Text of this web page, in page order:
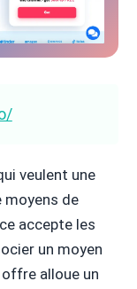
veulent une
de
accepte les
un moyen
alloue un